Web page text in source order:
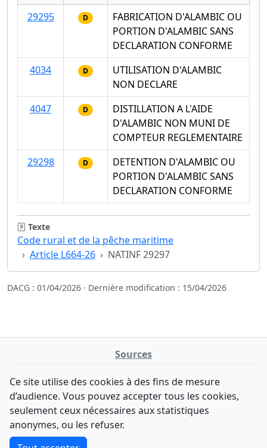
29295
D
FABRICATION D'ALAMBIC OU
PORTION D'ALAMBIC SANS
DECLARATION CONFORME
4034
D
UTILISATION D'ALAMBIC
NON DECLARE
4047
D
DISTILLATION A L'AIDE
D'ALAMBIC NON MUNI DE
COMPTEUR REGLEMENTAIRE
29298
D
DETENTION D'ALAMBIC OU
PORTION D'ALAMBIC SANS
DECLARATION CONFORME
Texte
Code rural et de la pêche maritime
Article L664-26
NATINF 29297
DACG : 01/04/2026 · Dernière modification : 15/04/2026
Sources
data.gouv.fr
Legifrance - API
Contact
F-Droid·App Store
Comment avez-vous découvert NATINFo ?
Une courte réponse suffit (500 caractères max).
Ce site utilise des cookies à des fins de mesure
d’audience. Vous pouvez accepter tous les cookies,
seulement ceux nécessaires aux statistiques
anonymes, ou les refuser.